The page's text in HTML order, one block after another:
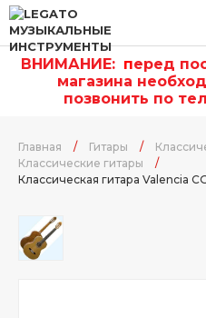
ВНИМАНИЕ: перед
магазина
позвонить по
Главная / Гитары /
Классические гитары
/
Классическая гитара Valencia